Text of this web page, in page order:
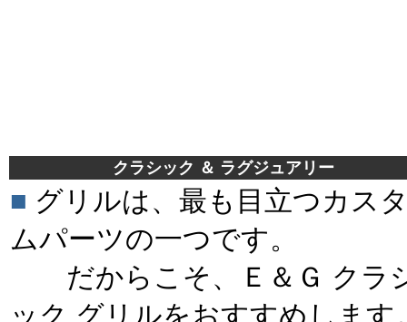
クラシック ＆ ラグジュアリー
■ グリルは、最も目立つカス
ムパーツの一つです。
だからこそ、Ｅ＆Ｇ クラ
ック グリルをおすすめします